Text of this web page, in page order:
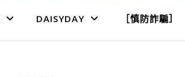
DAISYDAY ［慎防詐騙］